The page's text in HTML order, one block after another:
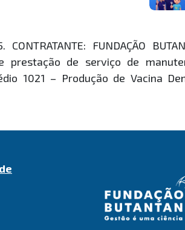
FUNDAÇÃO
de prestação de serviço de
1021 – Produção de Vacina